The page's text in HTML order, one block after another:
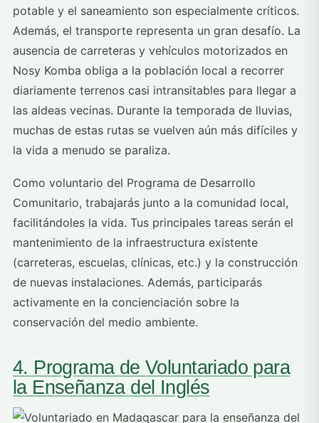
potable y el saneamiento son especialmente críticos.
Además, el transporte representa un gran desafío. La
ausencia de carreteras y vehículos motorizados en
Nosy Komba obliga a la población local a recorrer
diariamente terrenos casi intransitables para llegar a
las aldeas vecinas. Durante la temporada de lluvias,
muchas de estas rutas se vuelven aún más difíciles y
la vida a menudo se paraliza.
Como voluntario del Programa de Desarrollo
Comunitario, trabajarás junto a la comunidad local,
facilitándoles la vida. Tus principales tareas serán el
mantenimiento de la infraestructura existente
(carreteras, escuelas, clínicas, etc.) y la construcción
de nuevas instalaciones. Además, participarás
activamente en la concienciación sobre la
conservación del medio ambiente.
4. Programa de Voluntariado para
la Enseñanza del Inglés